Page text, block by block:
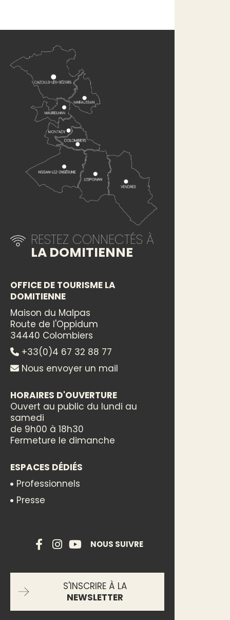
RESTEZ CONNECTÉS À
LA DOMITIENNE
OFFICE DE TOURISME LA
DOMITIENNE
Maison du Malpas
Route de l'Oppidum
34440 Colombiers
+33(0)4 67 32 88 77
Nous envoyer un mail
HORAIRES D'OUVERTURE
Ouvert au public du lundi au
samedi
de 9h00 à 18h30
Fermeture le dimanche
ESPACES DÉDIÉS
Professionnels
Presse
NOUS SUIVRE
S'INSCRIRE À LA
NEWSLETTER